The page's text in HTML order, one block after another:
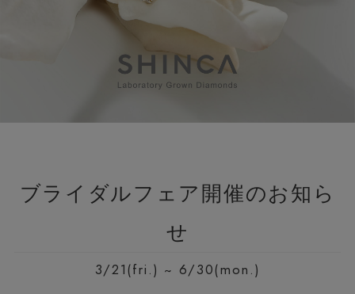
ブライダルフェア開催のお知ら
せ
3/21(fri.) ~ 6/30(mon.)